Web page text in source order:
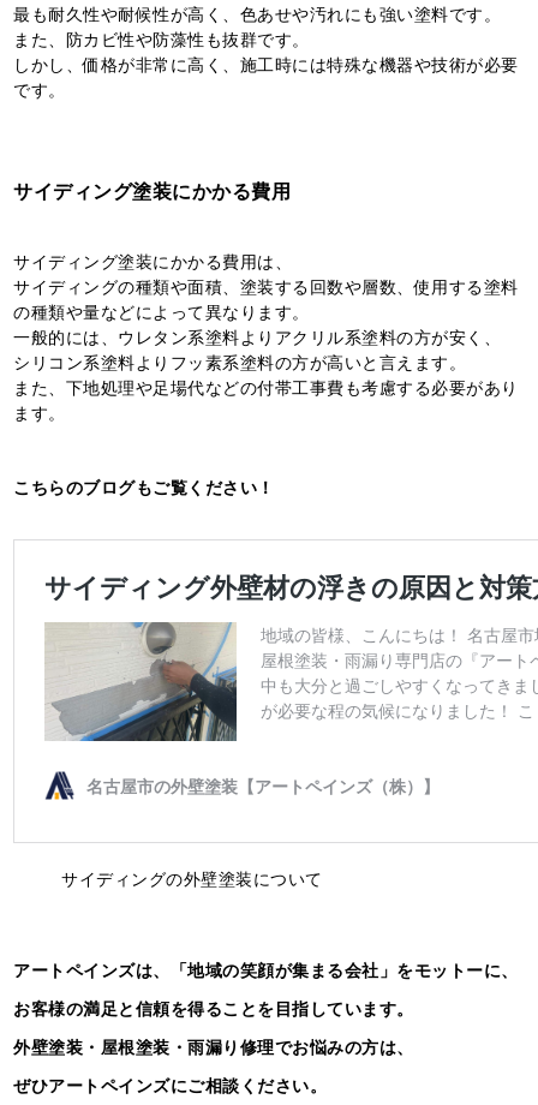
最も耐久性や耐候性が高く、色あせや汚れにも強い塗料です。
また、防カビ性や防藻性も抜群です。
しかし、価格が非常に高く、施工時には特殊な機器や技術が必要
です。
サイディング塗装にかかる費用
サイディング塗装にかかる費用は、
サイディングの種類や面積、塗装する回数や層数、使用する塗料
の種類や量などによって異なります。
一般的には、ウレタン系塗料よりアクリル系塗料の方が安く、
シリコン系塗料よりフッ素系塗料の方が高いと言えます。
また、下地処理や足場代などの付帯工事費も考慮する必要があり
ます。
こちらのブログもご覧ください！
サイディングの外壁塗装について
アートペインズは、「地域の笑顔が集まる会社」をモットーに、
お客様の満足と信頼を得ることを目指しています。
外壁塗装・屋根塗装・雨漏り修理でお悩みの方は、
ぜひアートペインズにご相談ください。